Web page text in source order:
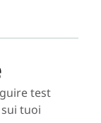
test
tuoi